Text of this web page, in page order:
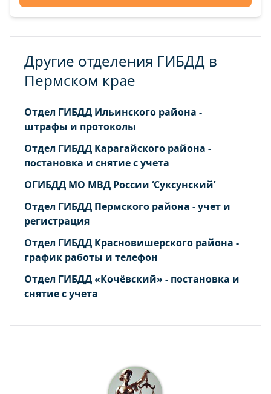
Другие отделения ГИБДД в
Пермском крае
Отдел ГИБДД Ильинского района -
штрафы и протоколы
Отдел ГИБДД Карагайского района -
постановка и снятие с учета
ОГИБДД МО МВД России ‘Суксунский’
Отдел ГИБДД Пермского района - учет и
регистрация
Отдел ГИБДД Красновишерского района -
график работы и телефон
Отдел ГИБДД «Кочёвский» - постановка и
снятие с учета